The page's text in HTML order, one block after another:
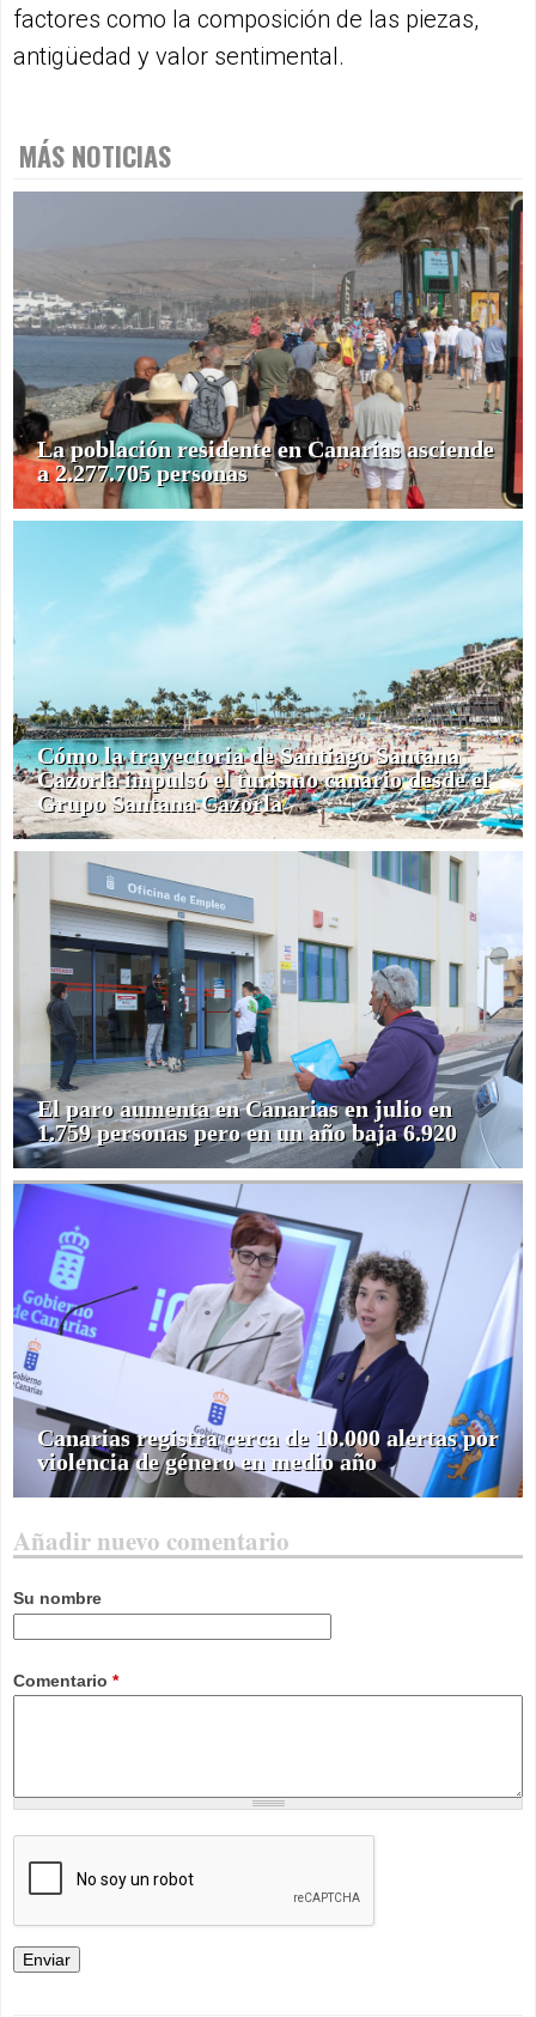
factores como la composición de las piezas,
antigüedad y valor sentimental.
MÁS NOTICIAS
La población residente en Canarias asciende
a 2.277.705 personas
Cómo la trayectoria de Santiago Santana
Cazorla impulsó el turismo canario desde el
Grupo Santana Cazorla
El paro aumenta en Canarias en julio en
1.759 personas pero en un año baja 6.920
Canarias registra cerca de 10.000 alertas por
violencia de género en medio año
Añadir nuevo comentario
Su nombre
Comentario *